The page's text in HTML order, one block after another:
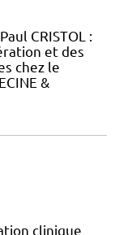
CRISTOL :
et des
chez le
&
clinique